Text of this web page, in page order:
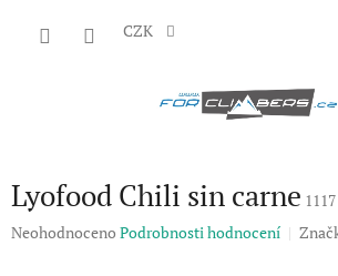
CZK
Lyofood Chili sin carne 1117
Průměrné
Neohodnoceno Podrobnosti hodnocení